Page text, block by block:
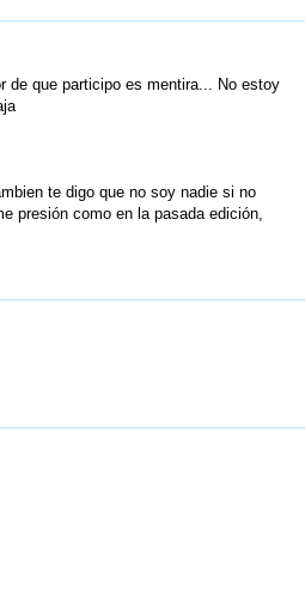
de que participo es mentira... No estoy
te digo que no soy nadie si no
presión como en la pasada edición,